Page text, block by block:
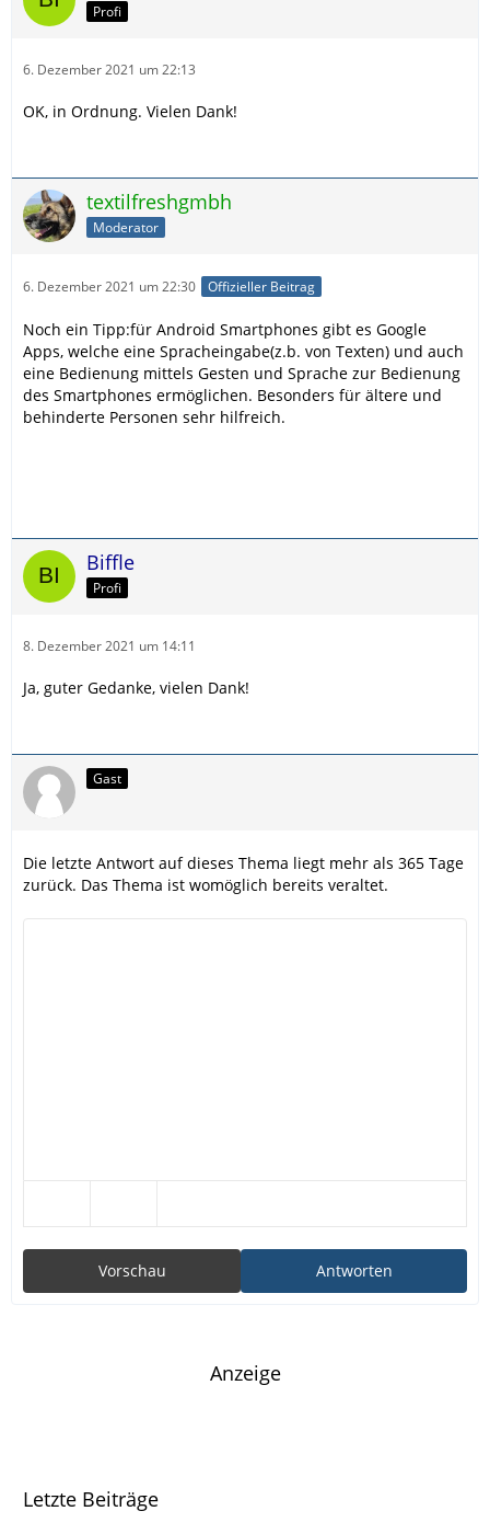
Profi
6. Dezember 2021 um 22:13
OK, in Ordnung. Vielen Dank!
textilfreshgmbh
Moderator
6. Dezember 2021 um 22:30 Offizieller Beitrag
Noch ein Tipp:für Android Smartphones gibt es Google
Apps, welche eine Spracheingabe(z.b. von Texten) und auch
eine Bedienung mittels Gesten und Sprache zur Bedienung
des Smartphones ermöglichen. Besonders für ältere und
behinderte Personen sehr hilfreich.
Biffle
Profi
8. Dezember 2021 um 14:11
Ja, guter Gedanke, vielen Dank!
Gast
Die letzte Antwort auf dieses Thema liegt mehr als 365 Tage
zurück. Das Thema ist womöglich bereits veraltet.
Antworten
Vorschau
Anzeige
Letzte Beiträge